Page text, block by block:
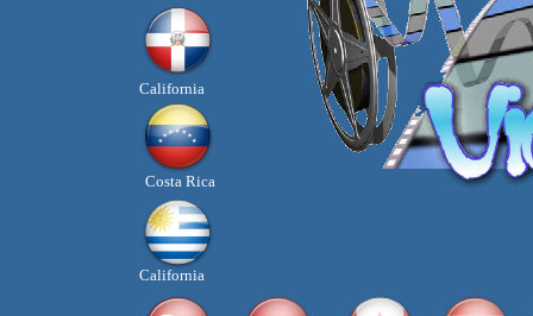
California
California
Costa Rica